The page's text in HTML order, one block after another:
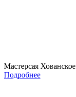
Мастерсая Хованское
Подробнее